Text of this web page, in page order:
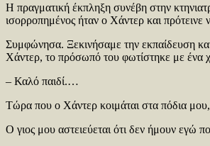
Η πραγματική έκπληξη συνέβη στην
ισορροπημένος ήταν ο Χάντερ και πρότεινε
Συμφώνησα. Ξεκινήσαμε την εκπαίδευση
Χάντερ, το πρόσωπό του φωτίστηκε με ένα
– Καλό παιδί.…
Τώρα που ο Χάντερ κοιμάται στα πόδια
Ο γιος μου αστειεύεται ότι δεν ήμουν εγώ